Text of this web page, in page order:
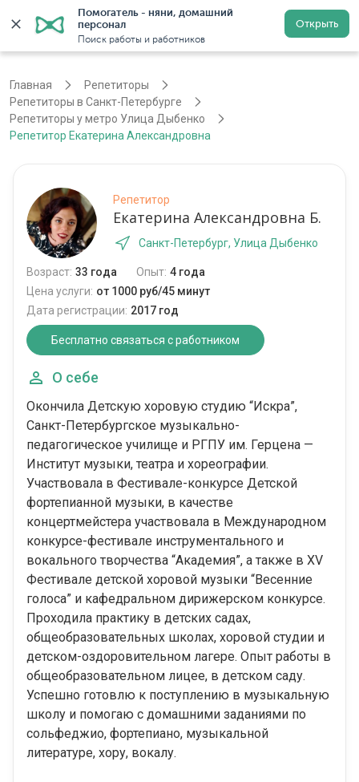
Помогатель - няни, домашний
персонал
Поиск работы и работников
Открыть
Санкт-Петербург Регистрация
Главная
Репетиторы
Репетиторы в Санкт-Петербурге
Репетиторы у метро Улица Дыбенко
Репетитор Екатерина Александровна
Репетитор
Екатерина Александровна Б.
Санкт-Петербург, Улица Дыбенко
Возраст: 33 года Опыт: 4 года
Цена услуги: от 1000 руб/45 минут
Дата регистрации: 2017 год
Бесплатно связаться с работником
О себе
Окончила Детскую хоровую студию “Искра”,
Санкт-Петербургское музыкально-
педагогическое училище и РГПУ им. Герцена —
Институт музыки, театра и хореографии.
Участвовала в Фестивале-конкурсе Детской
фортепианной музыки, в качестве
концертмейстера участвовала в Международном
конкурсе-фестивале инструментального и
вокального творчества “Академия”, а также в XV
Фестивале детской хоровой музыки “Весенние
голоса” и кафедральном дирижерском конкурсе.
Проходила практику в детских садах,
общеобразовательных школах, хоровой студии и
детском-оздоровительном лагере. Опыт работы в
общеобразовательном лицее, в детском саду.
Успешно готовлю к поступлению в музыкальную
школу и помогаю с домашними заданиями по
сольфеджио, фортепиано, музыкальной
литературе, хору, вокалу.